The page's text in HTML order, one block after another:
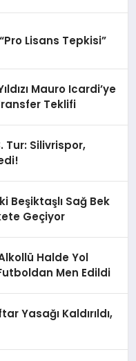
Lisans Tepkisi”
Mauro Icardi’ye
Teklifi
Tur: Silivrispor,
Beşiktaşlı Sağ Bek
Geçiyor
Halde Yol
Men Edildi
Yasağı Kaldırıldı,